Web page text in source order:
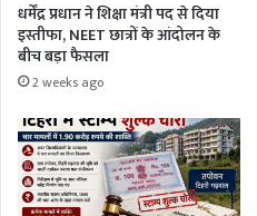
धर्मेंद्र प्रधान ने शिक्षा मंत्री पद से दिया
इस्तीफा, NEET छात्रों के आंदोलन के
बीच बड़ा फैसला
2 weeks ago